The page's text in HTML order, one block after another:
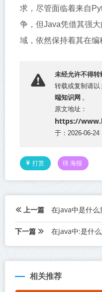
求，尽管面临着来自
争，但Java凭借其强
域，依然保持着其在编
未经允许不得转
转载或复制请以
端知识网 。
原文地址：
https://
于：2026-06-24
打赏 海报
上一篇 在java中是什么
下一篇 在java中:是什
相关推荐